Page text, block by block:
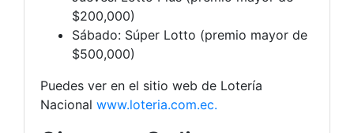
$200,000)
Sábado: Súper Lotto (premio mayor de
$500,000)
Puedes ver en el sitio web de Lotería
Nacional www.loteria.com.ec.